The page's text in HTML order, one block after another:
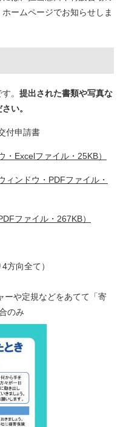
ームページでお知らせしま
。 提出された書類や写真な
い。
付申請書​
Excelファイル・25KB）
ィンドウ・PDFファイル・
ファイル・267KB）
向全て）
や定規などをあてて「寄
のみ